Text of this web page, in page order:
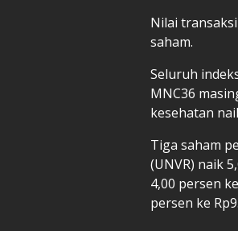
Nilai
saham.
Seluruh
MNC36
kesehatan
Tiga saham
(UNVR) naik
4,00 persen
persen ke